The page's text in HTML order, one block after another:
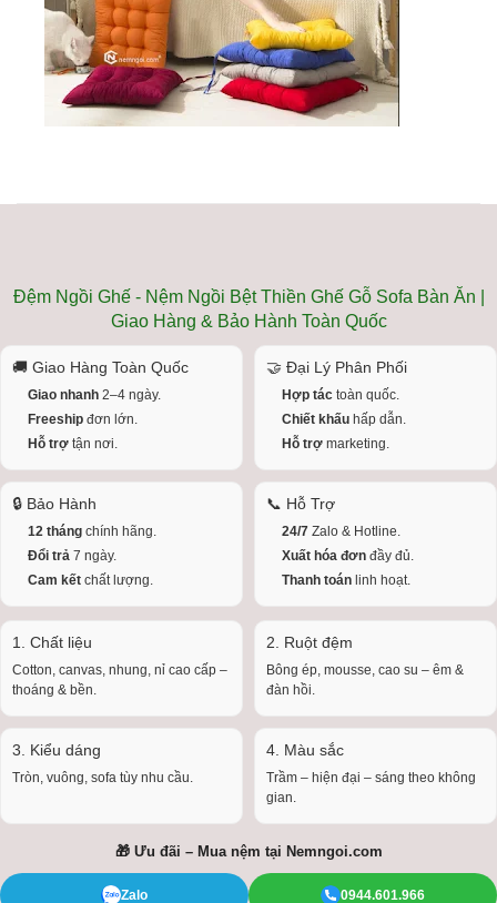
Đệm Ngồi Ghế - Nệm Ngồi Bệt Thiền Ghế Gỗ Sofa Bàn Ăn |
Giao Hàng & Bảo Hành Toàn Quốc
🚚 Giao Hàng Toàn Quốc
Giao nhanh 2–4 ngày.
Freeship đơn lớn.
Hỗ trợ tận nơi.
🤝 Đại Lý Phân Phối
Hợp tác toàn quốc.
Chiết khấu hấp dẫn.
Hỗ trợ marketing.
🔒 Bảo Hành
12 tháng chính hãng.
Đổi trả 7 ngày.
Cam kết chất lượng.
📞 Hỗ Trợ
24/7 Zalo & Hotline.
Xuất hóa đơn đầy đủ.
Thanh toán linh hoạt.
1. Chất liệu
Cotton, canvas, nhung, nỉ cao cấp –
thoáng & bền.
2. Ruột đệm
Bông ép, mousse, cao su – êm &
đàn hồi.
3. Kiểu dáng
Tròn, vuông, sofa tùy nhu cầu.
4. Màu sắc
Trầm – hiện đại – sáng theo không
gian.
🎁 Ưu đãi – Mua nệm tại Nemngoi.com
Zalo 0944.601.966